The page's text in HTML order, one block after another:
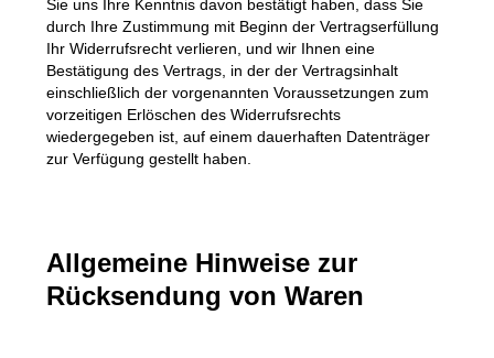
Sie uns Ihre Kenntnis davon bestätigt haben, dass Sie
durch Ihre Zustimmung mit Beginn der Vertragserfüllung
Ihr Widerrufsrecht verlieren, und wir Ihnen eine
Bestätigung des Vertrags, in der der Vertragsinhalt
einschließlich der vorgenannten Voraussetzungen zum
vorzeitigen Erlöschen des Widerrufsrechts
wiedergegeben ist, auf einem dauerhaften Datenträger
zur Verfügung gestellt haben.
Allgemeine Hinweise zur
Rücksendung von Waren